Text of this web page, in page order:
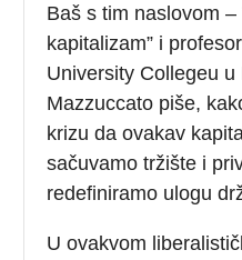
Baš s tim naslovom
kapitalizam” i
University Collegeu
Mazzuccato piše,
krizu da ovakav
sačuvamo tržište i
redefiniramo ulogu
U ovakvom